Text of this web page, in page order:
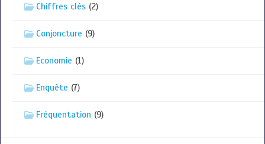
Chiffres clés (2)
Conjoncture (9)
Economie (1)
Enquête (7)
Fréquentation (9)